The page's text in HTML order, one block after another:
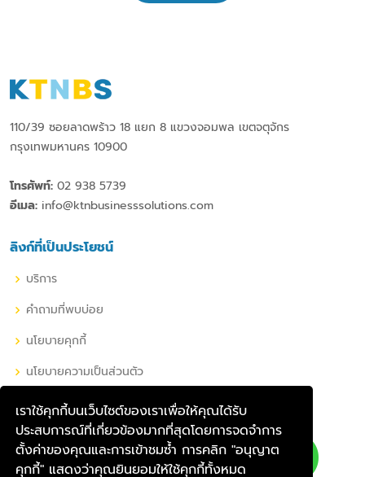
เราใช้คุกกี้บนเว็บไซต์ของเราเพื่อให้คุณได้รับ
ประสบการณ์ที่เกี่ยวข้องมากที่สุดโดยการจดจำการ
ตั้งค่าของคุณและการเข้าชมซ้ำ การคลิก "อนุญาต
คุกกี้" แสดงว่าคุณยินยอมให้ใช้คุกกี้ทั้งหมด
110/39 ซอยลาดพร้าว 18 แยก 8 แขวงจอมพล เขตจตุจักร
กรุงเทพมหานคร 10900
โทรศัพท์: 02 938 5739
อีเมล: info@ktnbusinesssolutions.com
ลิงก์ที่เป็นประโยชน์
บริการ
คำถามที่พบบ่อย
นโยบายคุกกี้
นโยบายความเป็นส่วนตัว
เครือข่ายโซเชียลของเรา
คุณสามารถติดตามเราผ่านช่องทาง เครือข่ายโซเชียล ไม่ว่าจะเป็น